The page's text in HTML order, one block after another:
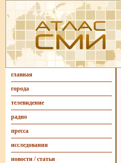
главная
города
телевидение
радио
пресса
исследования
новости / статьи